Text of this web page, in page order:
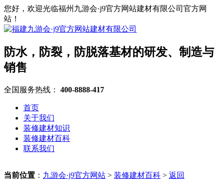
您好，欢迎光临福州九游会·j9官方网站建材有限公司官方网
站！
防水，防裂，防脱落基材的研发、制造与
销售
全国服务热线： 400-8888-417
首页
关于我们
装修建材知识
装修建材百科
联系我们
当前位置 ： 九游会·j9官方网站 > 装修建材百科 > 返回